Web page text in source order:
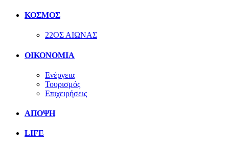
ΚΟΣΜΟΣ
22ΟΣ ΑΙΩΝΑΣ
ΟΙΚΟΝΟΜΙΑ
Ενέργεια
Τουρισμός
Επιχειρήσεις
ΑΠΟΨΗ
LIFE